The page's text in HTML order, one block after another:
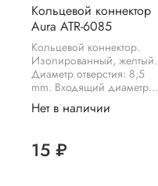
Кольцевой коннектор
Aura ATR-6085
Нет в наличии
Кольцевой коннектор.
Изолированный, желтый.
Диаметр отверстия: 8,5
mm. Входящий диаметр...
15 ₽